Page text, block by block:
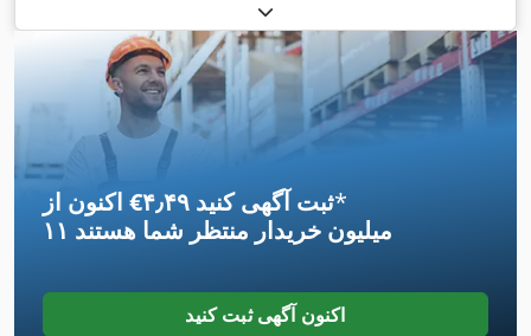
اکنون از ‎€۴٫۴۹ ثبت آگهی کنید*
۱۱ میلیون خریدار منتظر شما هستند
اکنون آگهی ثبت کنید